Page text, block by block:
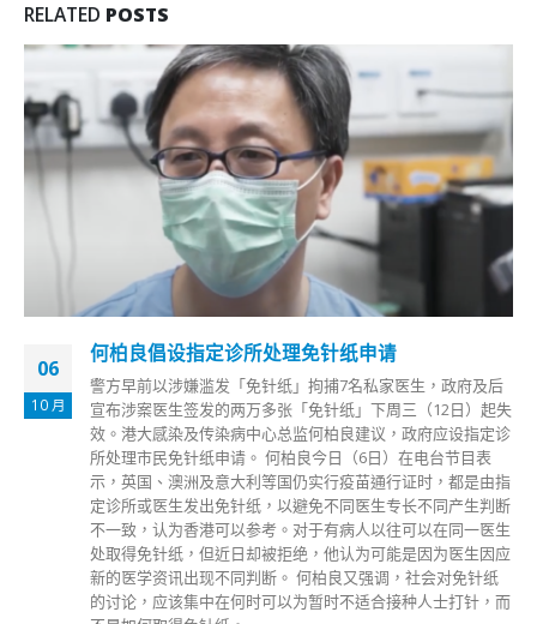
RELATED POSTS
06
10 月
何柏良倡设指定诊所处理免针纸申请
警方早前以涉嫌滥发「免针纸」拘捕7名私家医生，政府及后
宣布涉案医生签发的两万多张「免针纸」下周三（12日）起失
效。港大感染及传染病中心总监何柏良建议，政府应设指定诊
所处理市民免针纸申请。 何柏良今日（6日）在电台节目表
示，英国、澳洲及意大利等国仍实行疫苗通行证时，都是由指
定诊所或医生发出免针纸，以避免不同医生专长不同产生判断
不一致，认为香港可以参考。对于有病人以往可以在同一医生
处取得免针纸，但近日却被拒绝，他认为可能是因为医生因应
新的医学资讯出现不同判断。 何柏良又强调，社会对免针纸
的讨论，应该集中在何时可以为暂时不适合接种人士打针，而